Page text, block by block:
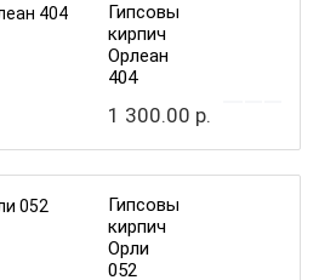
Гипсовый
кирпич
Орлеан
404
1 300.00 р.
Гипсовый
кирпич
Орли
052